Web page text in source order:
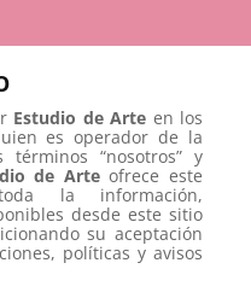
Estudio de Arte en los
es operador de la
términos “nosotros” y
de Arteofrece este
la información,
desde este sitio
su aceptación
políticas y avisos